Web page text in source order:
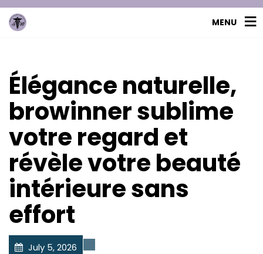
MENU
Élégance naturelle,
browinner sublime
votre regard et
révèle votre beauté
intérieure sans
effort
July 5, 2026